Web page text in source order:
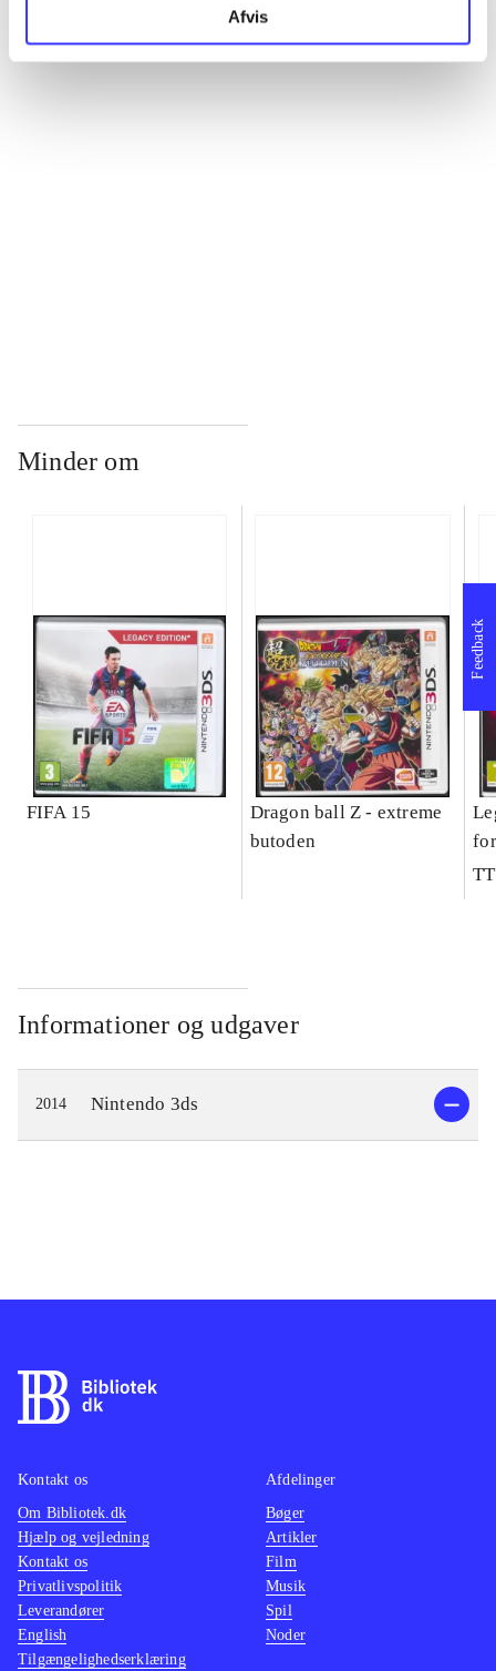
Afvis
Minder om
FIFA 15
Dragon ball Z - extreme
butoden
Informationer og udgaver
2014 Nintendo 3ds
Feedback
Kontakt os
Om Bibliotek.dk
Hjælp og vejledning
Kontakt os
Privatlivspolitik
Leverandører
English
Tilgængelighedserklæring
Afdelinger
Bøger
Artikler
Film
Musik
Spil
Noder